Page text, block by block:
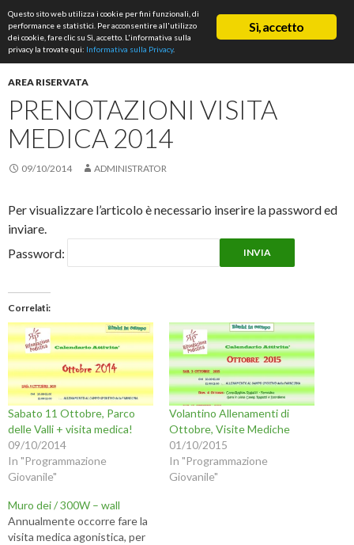
ASD Rifondazione Podistica
Cerca
VAI
AL
CONTENUTO
AREA RISERVATA
PRENOTAZIONI VISITA
MEDICA 2014
09/10/2014 ADMINISTRATOR
Per visualizzare l’articolo è necessario inserire la password ed
inviare.
Password:
Correlati
Sabato 11 Ottobre, Parco
delle Valli + visita medica!
09/10/2014
In "Programmazione
Giovanile"
Volantino Allenamenti di
Ottobre, Visite Mediche
01/10/2015
In "Programmazione
Giovanile"
Muro dei / 300W – wall
Annualmente occorre fare la
visita medica agonistica, per
Sì, accetto
Questo sito web utilizza i cookie per fini funzionali, di
performance e statistici. Per acconsentire all'utilizzo
dei cookie, fare clic su Sì, accetto. L'informativa sulla
privacy la trovate qui: Informativa sulla Privacy.